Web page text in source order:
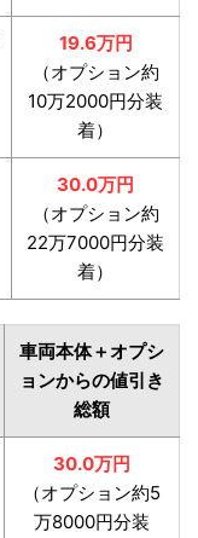
19.6万円
（オプション約
10万2000円分装
着）
30.0万円
（オプション約
22万7000円分装
着）
車両本体＋オプシ
ョンからの値引き
総額
30.0万円
（オプション約5
万8000円分装